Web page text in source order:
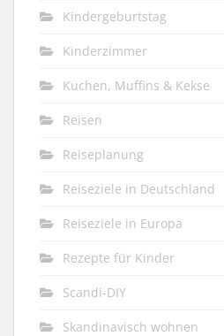
Kindergeburtstag
Kinderzimmer
Kuchen, Muffins & Kekse
Reisen
Reiseplanung
Reiseziele in Deutschland
Reiseziele in Europa
Rezepte für Kinder
Scandi-DIY
Skandinavisch wohnen